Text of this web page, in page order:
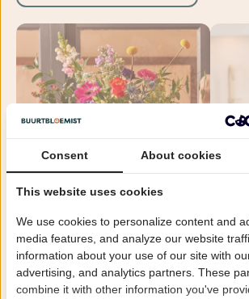
4.6
Bont geplukt boeket
vanaf €19,99 vanaf
Geboorte
Consent About cookies
This website uses cookies
We use cookies to personalize content and
media features, and analyze our website
information about your use of our site with
advertising, and analytics partners. These
combine it with other information you've